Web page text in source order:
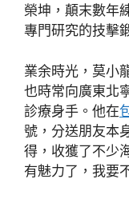
榮坤，顛末數年
專門研究的技擊
業余時光，莫小
也時常向廣東北
診療身手。他在
號，分送朋友本
得，收獲了不少
有魅力了，我要